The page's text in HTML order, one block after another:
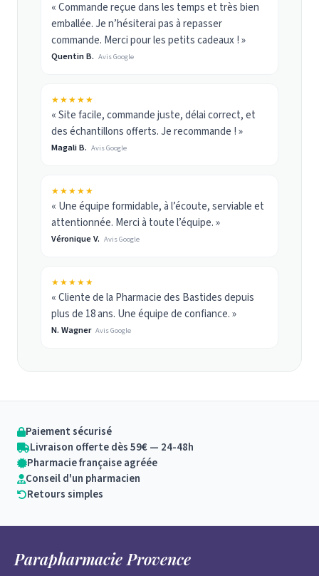
« Commande reçue dans les temps et très bien
emballée. Je n’hésiterai pas à repasser
commande. Merci pour les petits cadeaux ! »
Quentin B. Avis Google
★★★★★
« Site facile, commande juste, délai correct, et
des échantillons offerts. Je recommande ! »
Magali B. Avis Google
★★★★★
« Une équipe formidable, à l’écoute, serviable et
attentionnée. Merci à toute l’équipe. »
Véronique V. Avis Google
★★★★★
« Cliente de la Pharmacie des Bastides depuis
plus de 18 ans. Une équipe de confiance. »
N. Wagner Avis Google
Paiement sécurisé
Livraison offerte dès 59€ — 24-48h
Pharmacie française agréée
Conseil d'un pharmacien
Retours simples
Parapharmacie Provence